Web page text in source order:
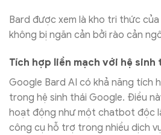
Bard được xem là kho tri thức của
không bị ngăn cản bởi rào cản
Tích hợp liền mạch với hệ sinh
Google Bard AI có khả năng tích
trong hệ sinh thái Google. Điều
hoạt động như một chatbot độc
công cụ hỗ trợ trong nhiều dịch